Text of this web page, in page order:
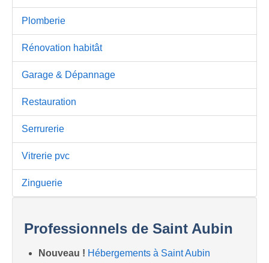
Plomberie
Rénovation habitât
Garage & Dépannage
Restauration
Serrurerie
Vitrerie pvc
Zinguerie
Professionnels de Saint Aubin
Nouveau ! Hébergements à Saint Aubin